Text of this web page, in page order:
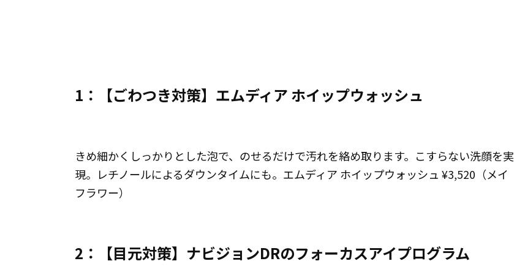
1：【ごわつき対策】エムディア ホイップウォッシュ
きめ細かくしっかりとした泡で、のせるだけで汚れを絡め取ります。こすらない洗顔を実
現。レチノールによるダウンタイムにも。エムディア ホイップウォッシュ ¥3,520（メイ
フラワー）
2：【目元対策】ナビジョンDRのフォーカスアイプログラム